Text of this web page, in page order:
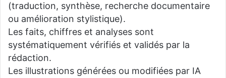
(traduction, synthèse, recherche documentaire
ou amélioration stylistique).
Les faits, chiffres et analyses sont
systématiquement vérifiés et validés par la
rédaction.
Les illustrations générées ou modifiées par IA